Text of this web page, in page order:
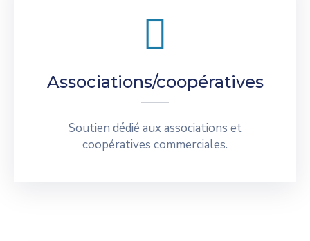
Associations/coopératives
Soutien dédié aux associations et
coopératives commerciales.